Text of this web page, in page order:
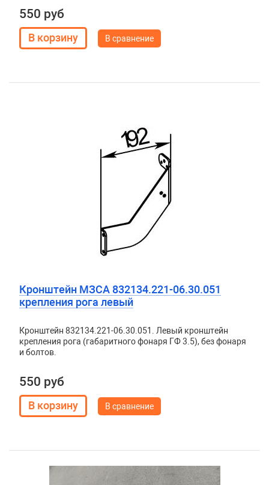
550 руб
В сравнение
Кронштейн МЗСА 832134.221-06.30.051
крепления рога левый
Кронштейн 832134.221-06.30.051. Левый кронштейн
крепления рога (габаритного фонаря ГФ 3.5), без фонаря
и болтов.
550 руб
В сравнение